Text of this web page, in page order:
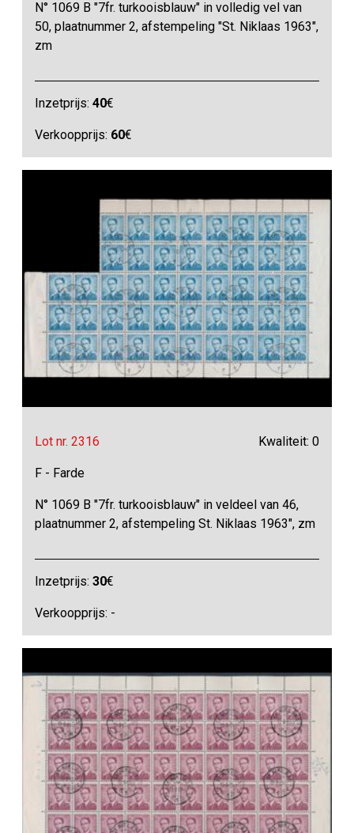
N° 1069 B "7fr. turkooisblauw" in volledig vel van
50, plaatnummer 2, afstempeling "St. Niklaas 1963",
zm
Inzetprijs:40€
Verkoopprijs: 60€
Lot nr. 2316 Kwaliteit: 0
F - Farde
N° 1069 B "7fr. turkooisblauw" in veldeel van 46,
plaatnummer 2, afstempeling St. Niklaas 1963", zm
Inzetprijs:30€
Verkoopprijs: -